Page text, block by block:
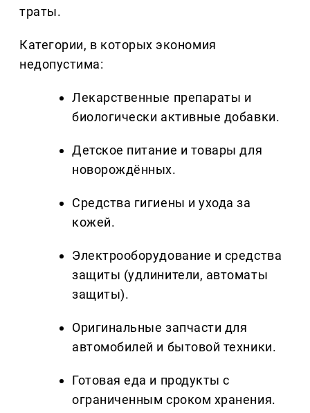
траты.
Категории, в которых экономия
недопустима:
Лекарственные препараты и
биологически активные добавки.
Детское питание и товары для
новорождённых.
Средства гигиены и ухода за
кожей.
Электрооборудование и средства
защиты (удлинители, автоматы
защиты).
Оригинальные запчасти для
автомобилей и бытовой техники.
Готовая еда и продукты с
ограниченным сроком хранения.